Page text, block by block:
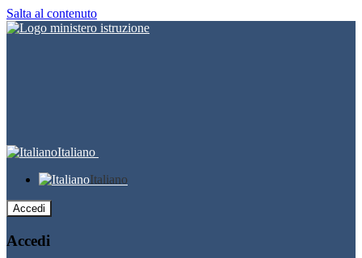
Salta al contenuto
Italiano
Italiano
Accedi
Accedi